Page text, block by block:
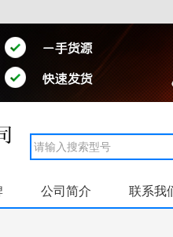
公司简介 联系我